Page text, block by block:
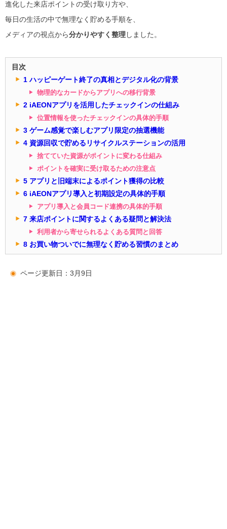
進化した来店ポイントの受け取り方や、
毎日の生活の中で無理なく貯める手順を、
メディアの視点から分かりやすく整理しました。
目次
1 ハッピーゲート終了の真相とデジタル化の背景
物理的なカードからアプリへの移行背景
2 iAEONアプリを活用したチェックインの仕組み
位置情報を使ったチェックインの具体的手順
3 ゲーム感覚で楽しむアプリ限定の抽選機能
4 資源回収で貯めるリサイクルステーションの活用
捨てていた資源がポイントに変わる仕組み
ポイントを確実に受け取るための注意点
5 アプリと旧端末によるポイント獲得の比較
6 iAEONアプリ導入と初期設定の具体的手順
アプリ導入と会員コード連携の具体的手順
7 来店ポイントに関するよくある疑問と解決法
利用者から寄せられるよくある質問と回答
8 お買い物ついでに無理なく貯める習慣のまとめ
ページ更新日：3月9日